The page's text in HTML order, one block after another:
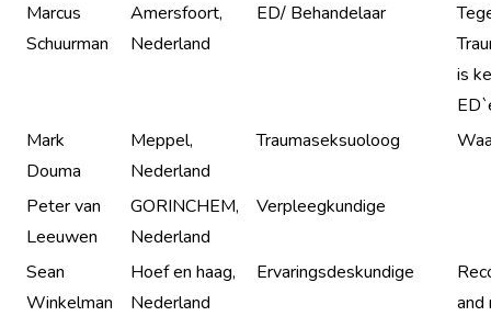
Marcus
Schuurman
Amersfoort,
Nederland
ED/ Behandelaar
is
Mark
Douma
Meppel,
Nederland
Traumaseksuoloog
Peter van
Leeuwen
GORINCHEM,
Nederland
Verpleegkundige
Sean
Winkelman
Hoef en haag,
Nederland
Ervaringsdeskundige
and